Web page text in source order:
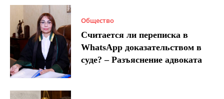
Общество
Считается ли переписка в
WhatsApp доказательством в
суде? – Разъяснение адвоката